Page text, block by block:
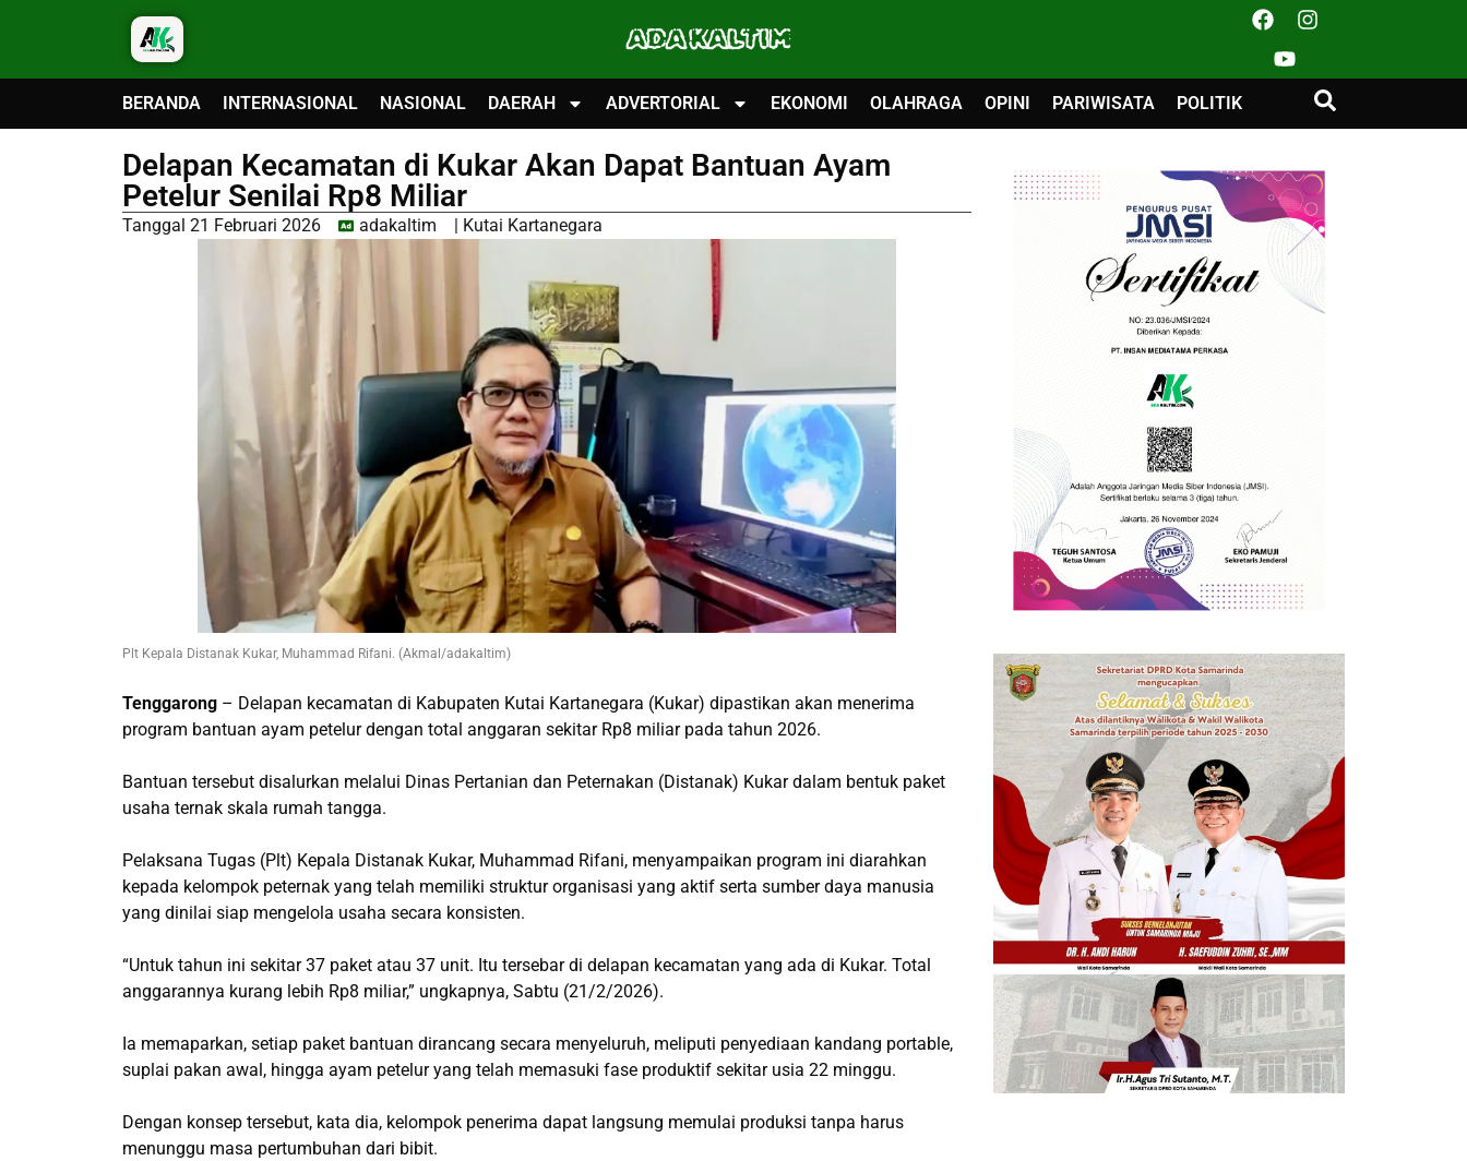
ADA KALTIM
BERANDA INTERNASIONAL NASIONAL DAERAH ADVERTORIAL EKONOMI OLAHRAGA OPINI PARIWISATA POLITIK
Delapan Kecamatan di Kukar Akan Dapat Bantuan Ayam
Petelur Senilai Rp8 Miliar
Tanggal 21 Februari 2026 adakaltim | Kutai Kartanegara
Plt Kepala Distanak Kukar, Muhammad Rifani. (Akmal/adakaltim)
Tenggarong – Delapan kecamatan di Kabupaten Kutai Kartanegara (Kukar) dipastikan akan menerima
program bantuan ayam petelur dengan total anggaran sekitar Rp8 miliar pada tahun 2026.
Bantuan tersebut disalurkan melalui Dinas Pertanian dan Peternakan (Distanak) Kukar dalam bentuk paket
usaha ternak skala rumah tangga.
Pelaksana Tugas (Plt) Kepala Distanak Kukar, Muhammad Rifani, menyampaikan program ini diarahkan
kepada kelompok peternak yang telah memiliki struktur organisasi yang aktif serta sumber daya manusia
yang dinilai siap mengelola usaha secara konsisten.
“Untuk tahun ini sekitar 37 paket atau 37 unit. Itu tersebar di delapan kecamatan yang ada di Kukar. Total
anggarannya kurang lebih Rp8 miliar,” ungkapnya, Sabtu (21/2/2026).
Ia memaparkan, setiap paket bantuan dirancang secara menyeluruh, meliputi penyediaan kandang portable,
suplai pakan awal, hingga ayam petelur yang telah memasuki fase produktif sekitar usia 22 minggu.
Dengan konsep tersebut, kata dia, kelompok penerima dapat langsung memulai produksi tanpa harus
menunggu masa pertumbuhan dari bibit.